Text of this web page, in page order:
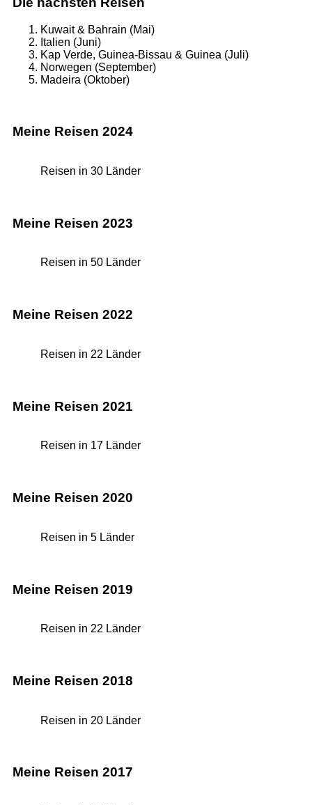
Kuwait & Bahrain (Mai)
Italien (Juni)
Kap Verde, Guinea-Bissau & Guinea (Juli)
Norwegen (September)
Madeira (Oktober)
Meine Reisen 2024
Reisen in 30 Länder
Meine Reisen 2023
Reisen in 50 Länder
Meine Reisen 2022
Reisen in 22 Länder
Meine Reisen 2021
Reisen in 17 Länder
Meine Reisen 2020
Reisen in 5 Länder
Meine Reisen 2019
Reisen in 22 Länder
Meine Reisen 2018
Reisen in 20 Länder
Meine Reisen 2017